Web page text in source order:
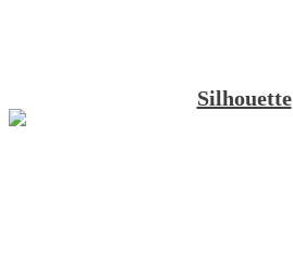
Silhouette